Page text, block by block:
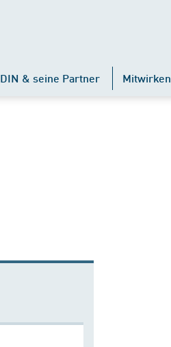
DIN & seine Partner Mitwirken